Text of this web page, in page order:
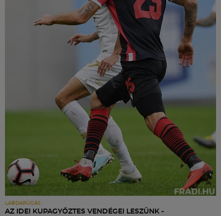
LABDARÚGÁS
AZ IDEI KUPAGYŐZTES VENDÉGEI LESZÜNK -